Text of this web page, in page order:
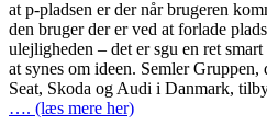
at p-pladsen er der når brugeren
den bruger der er ved at forlade
ulejligheden – det er sgu en ret
at synes om ideen. Semler
Seat, Skoda og Audi i Danmark,
…. (læs mere her)